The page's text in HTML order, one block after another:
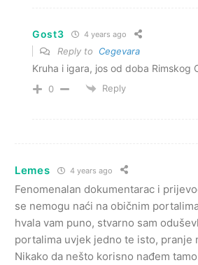
Gost3 4 years ago
Reply to Cegevara
Kruha i igara, jos od doba Rimskog
0 Reply
Lemes 4 years ago
Fenomenalan dokumentarac i
se nemogu naći na običnim
hvala vam puno, stvarno sam
portalima uvjek jedno te isto, pranje
Nikako da nešto korisno nađem